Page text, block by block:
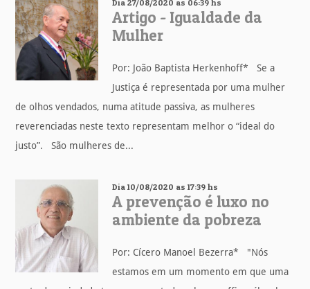
Dia 27/08/2020 as 06:39 hs
Artigo - Igualdade da
Mulher
Por: João Baptista Herkenhoff* Se a
Justiça é representada por uma mulher
de olhos vendados, numa atitude passiva, as mulheres
reverenciadas neste texto representam melhor o “ideal do
justo”. São mulheres de...
Dia 10/08/2020 as 17:39 hs
A prevenção é luxo no
ambiente da pobreza
Por: Cícero Manoel Bezerra* "Nós
estamos em um momento em que uma